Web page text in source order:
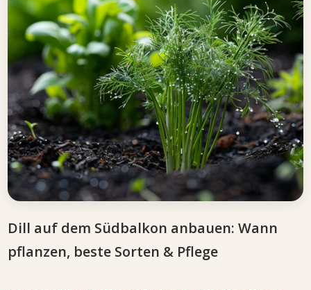
Dill auf dem Südbalkon anbauen: Wann
pflanzen, beste Sorten & Pflege